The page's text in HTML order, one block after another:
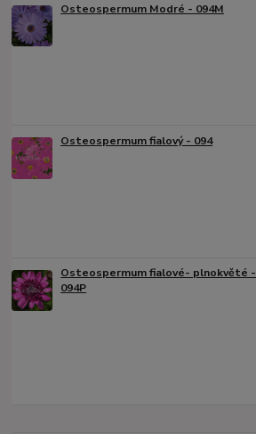
Osteospermum Modré - 094M
Osteospermum fialový - 094
Osteospermum fialové- plnokvěté -
094P